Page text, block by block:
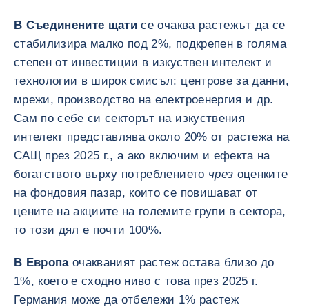
В Съединените щати се очаква растежът да се
стабилизира малко под 2%, подкрепен в голяма
степен от инвестиции в изкуствен интелект и
технологии в широк смисъл: центрове за данни,
мрежи, производство на електроенергия и др.
Сам по себе си секторът на изкуствения
интелект представлява около 20% от растежа на
САЩ през 2025 г., а ако включим и ефекта на
богатството върху потреблението чрез оценките
на фондовия пазар, които се повишават от
цените на акциите на големите групи в сектора,
то този дял е почти 100%.
В Европаочакваният растеж остава близо до
1%, което е сходно ниво с това през 2025 г.
Германия може да отбележи 1% растеж